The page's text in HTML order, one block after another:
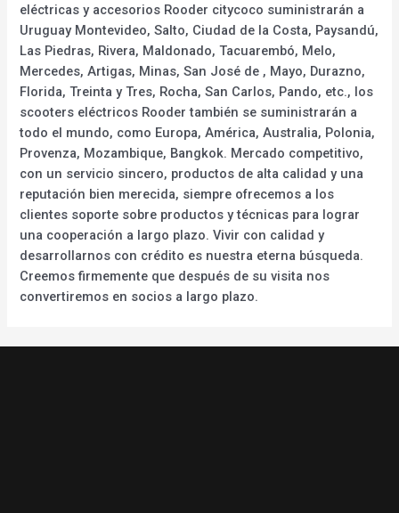
eléctricas y accesorios Rooder citycoco suministrarán a
Uruguay Montevideo, Salto, Ciudad de la Costa, Paysandú,
Las Piedras, Rivera, Maldonado, Tacuarembó, Melo,
Mercedes, Artigas, Minas, San José de , Mayo, Durazno,
Florida, Treinta y Tres, Rocha, San Carlos, Pando, etc., los
scooters eléctricos Rooder también se suministrarán a
todo el mundo, como Europa, América, Australia, Polonia,
Provenza, Mozambique, Bangkok. Mercado competitivo,
con un servicio sincero, productos de alta calidad y una
reputación bien merecida, siempre ofrecemos a los
clientes soporte sobre productos y técnicas para lograr
una cooperación a largo plazo. Vivir con calidad y
desarrollarnos con crédito es nuestra eterna búsqueda.
Creemos firmemente que después de su visita nos
convertiremos en socios a largo plazo.